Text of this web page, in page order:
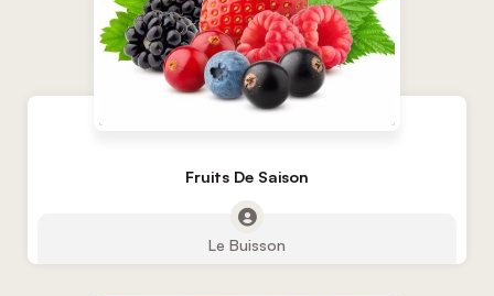
Fruits De Saison
Le Buisson